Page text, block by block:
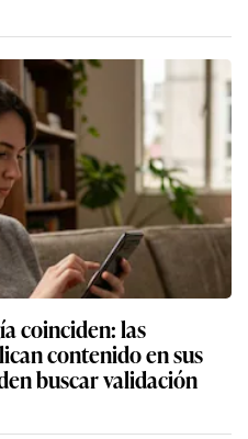
coinciden: las
contenido en sus
buscar validación